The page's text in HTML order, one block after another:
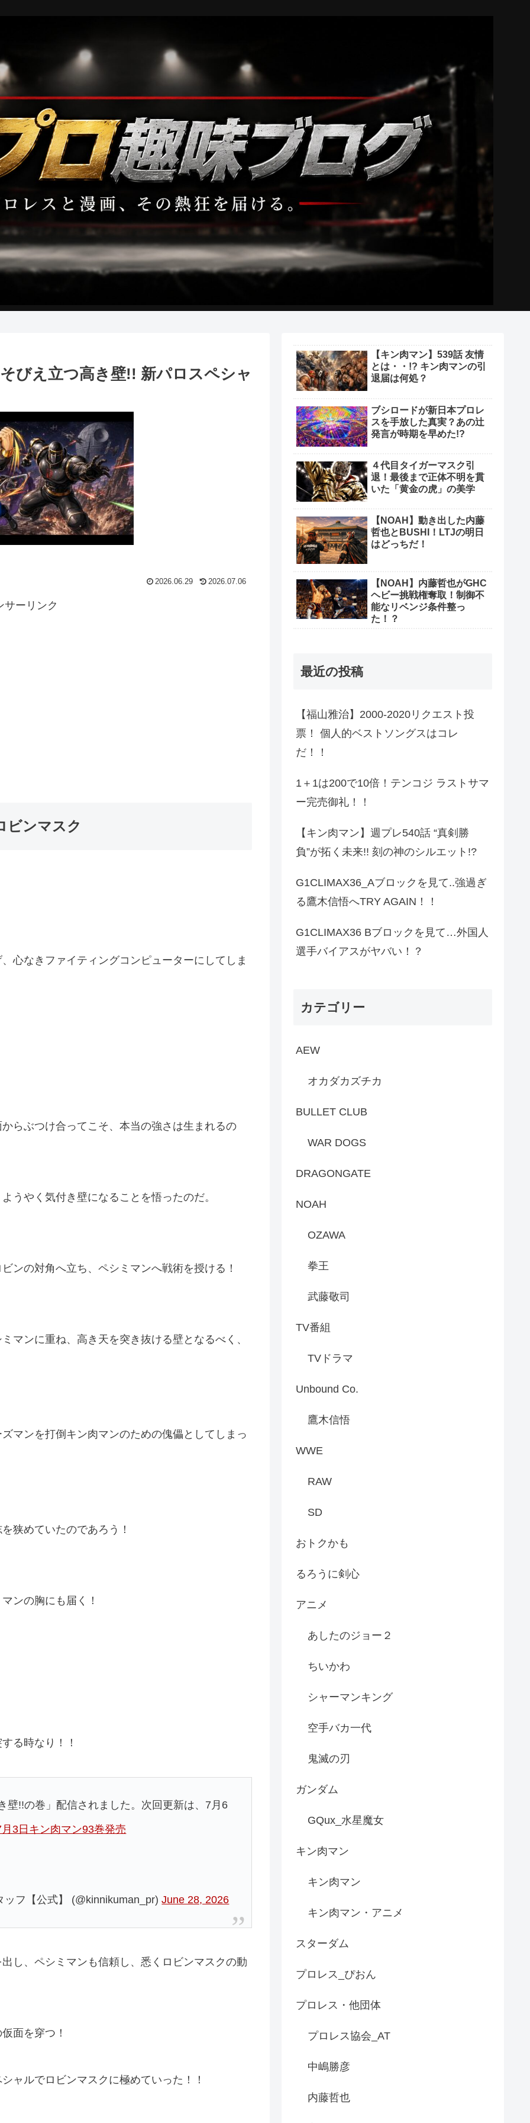
びえ立つ高き壁!! 新パロスペシャ
2026.06.29 2026.07.06
サーリンク
ビンマスク
心なきファイティングコンピューターにしてしま
らぶつけ合ってこそ、本当の強さは生まれるの
うやく気付き壁になることを悟ったのだ。
ンの対角へ立ち、ペシミマンへ戦術を授ける！
マンに重ね、高き天を突き抜ける壁となるべく、
マンを打倒キン肉マンのための傀儡としてしまっ
狭めていたのであろう！
ンの胸にも届く！
る時なり！！
壁!!の巻」配信されました。次回更新は、7月6
3日キン肉マン93巻発売
フ【公式】 (@kinnikuman_pr)June 28, 2026
し、ペシミマンも信頼し、悉くロビンマスクの動
面を穿つ！
ャルでロビンマスクに極めていった！！
【キン肉マン】539話 友情
とは・・!? キン肉マンの引
退届は何処？
ブシロードが新日本プロレ
スを手放した真実？あの辻
発言が時期を早めた!?
４代目タイガーマスク引
退！最後まで正体不明を貫
いた「黄金の虎」の美学
【NOAH】動き出した内藤
哲也とBUSHI！LTJの明日
はどっちだ！
【NOAH】内藤哲也がGHC
ヘビー挑戦権奪取！制御不
能なリベンジ条件整っ
た！？
最近の投稿
【福山雅治】2000-2020リクエスト投
票！ 個人的ベストソングスはコレ
だ！！
1＋1は200で10倍！テンコジ ラストサマ
ー完売御礼！！
【キン肉マン】週プレ540話 “真剣勝
負”が拓く未来!! 刻の神のシルエット!?
G1CLIMAX36_Aブロックを見て..強過ぎ
る鷹木信悟へTRY AGAIN！！
G1CLIMAX36 Bブロックを見て…外国人
選手バイアスがヤバい！？
カテゴリー
AEW
オカダカズチカ
BULLET CLUB
WAR DOGS
DRAGONGATE
NOAH
OZAWA
拳王
武藤敬司
TV番組
TVドラマ
Unbound Co.
鷹木信悟
WWE
RAW
SD
おトクかも
るろうに剣心
アニメ
あしたのジョー２
ちいかわ
シャーマンキング
空手バカ一代
鬼滅の刃
ガンダム
GQux_水星魔女
キン肉マン
キン肉マン
キン肉マン・アニメ
スターダム
プロレス_ぴおん
プロレス・他団体
プロレス協会_AT
中嶋勝彦
内藤哲也